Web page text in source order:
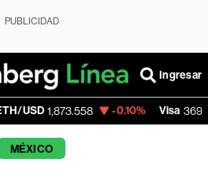
PUBLICIDAD
Ingresar
-0.10% Visa 369.59
MÉXICO